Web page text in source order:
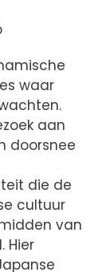
waar
aan
doorsnee
die de
cultuur
van
Hier